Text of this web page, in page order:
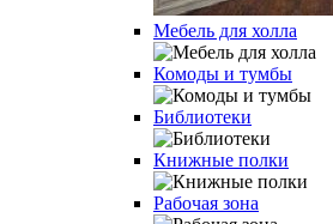
Мебель для холла
Комоды и тумбы
Библиотеки
Книжные полки
Рабочая зона